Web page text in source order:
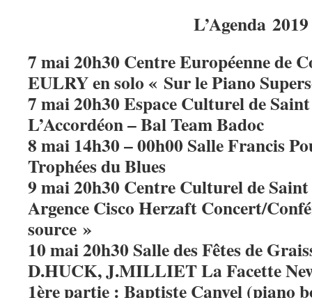
L’Agenda 2019
7 mai 20h30 Centre Européenne de
EULRY en solo « Sur le Piano
7 mai 20h30 Espace Culturel de
L’Accordéon – Bal Team Badoc
8 mai 14h30 – 00h00 Salle Francis
Trophées du Blues
9 mai 20h30 Centre Culturel de Saint
Argence Cisco Herzaft Concert/
source »
10 mai 20h30 Salle des Fêtes de
D.HUCK, J.MILLIET La Facette
1ère partie : Baptiste Canvel (piano